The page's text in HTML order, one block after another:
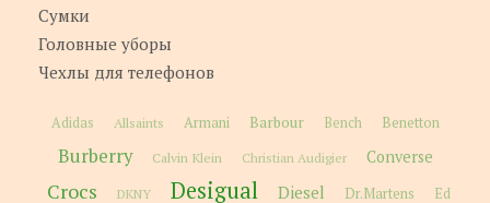
Сумки
Головные уборы
Чехлы для телефонов
Adidas Allsaints Armani Barbour Bench Benetton
Burberry Calvin Klein Christian Audigier Converse
Crocs DKNY Desigual Diesel Dr.Martens
Ed